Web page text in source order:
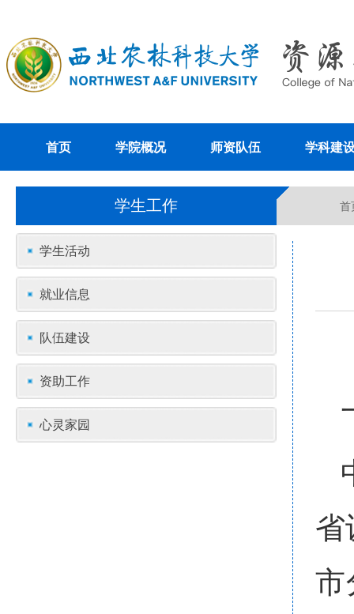
首页 学院概况 师资队伍 学科建
学生工作 首
学生活动
就业信息
队伍建设
资助工作
心灵家园